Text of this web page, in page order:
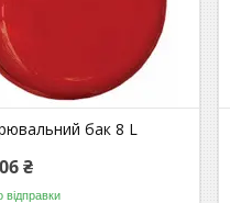
бак 8 L
₴
відправки